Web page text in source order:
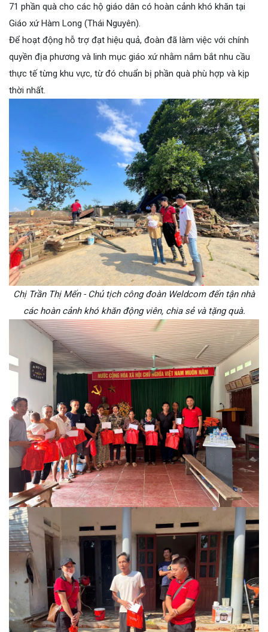
71 phần quà cho các hộ giáo dân có hoàn cảnh khó khăn tại
Giáo xứ Hàm Long (Thái Nguyên).
Để hoạt động hỗ trợ đạt hiệu quả, đoàn đã làm việc với chính
quyền địa phương và linh mục giáo xứ nhằm nắm bắt nhu cầu
thực tế từng khu vực, từ đó chuẩn bị phần quà phù hợp và kịp
thời nhất.
Chị Trần Thị Mến - Chủ tịch công đoàn Weldcom đến tận nhà
các hoàn cảnh khó khăn động viên, chia sẻ và tặng quà.